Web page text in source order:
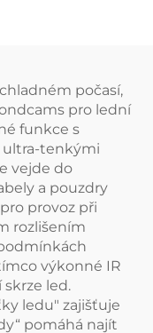
počasí,
pro lední
funkce s
ultra-tenkými
vejde do
a pouzdry
provoz při
rozlišením
výkonné IR
led.
ledu" zajišťuje
pomáhá najít